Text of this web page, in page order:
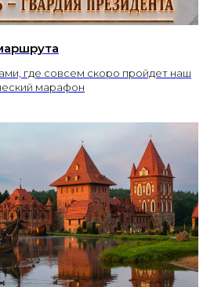
где совсем скоро пройдет наш
марафон